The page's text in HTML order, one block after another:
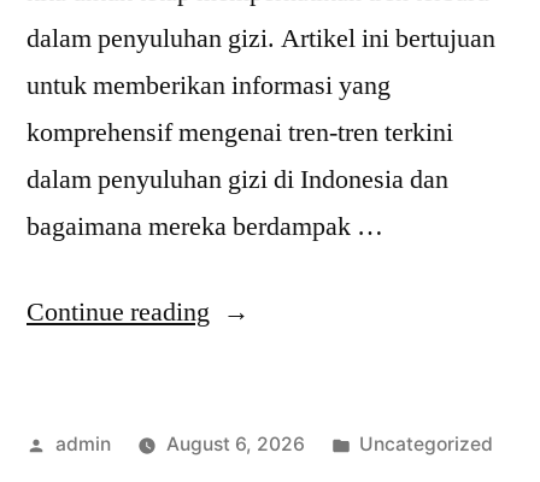
dalam penyuluhan gizi. Artikel ini bertujuan
untuk memberikan informasi yang
komprehensif mengenai tren-tren terkini
dalam penyuluhan gizi di Indonesia dan
bagaimana mereka berdampak …
Continue reading “Tren
Penyuluhan
Posted
admin August 6, 2026
Posted
Uncategorized